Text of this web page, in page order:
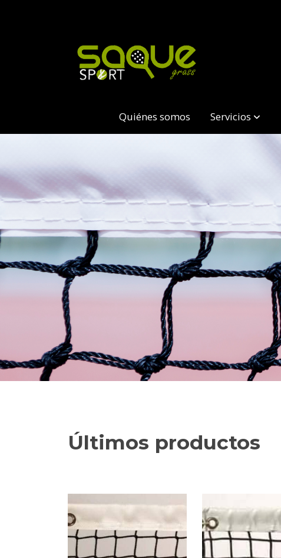
Quiénes somos Servicios
Últimos productos